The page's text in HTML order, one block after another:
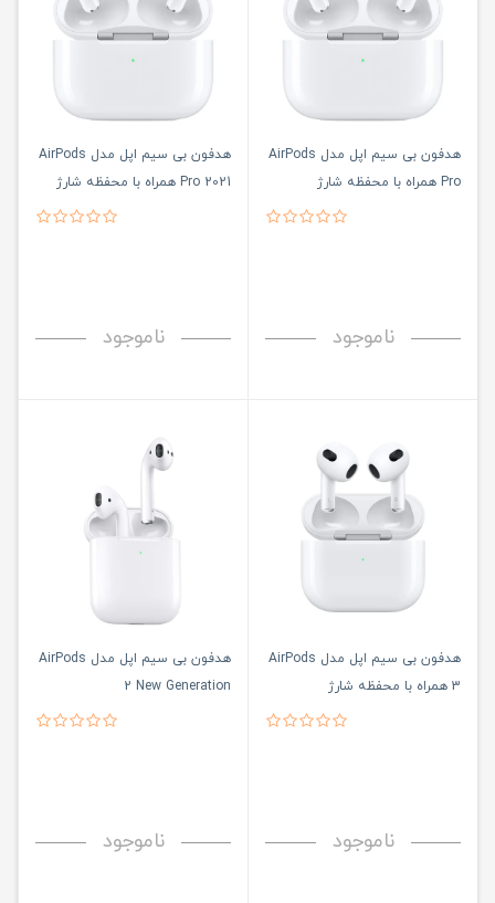
هدفون بی‌ سیم اپل مدل AirPods
Pro همراه با محفظه شارژ
ناموجود
هدفون بی سیم اپل مدل AirPods
Pro 2021 همراه با محفظه شارژ
ناموجود
هدفون بی سیم اپل مدل AirPods
3 همراه با محفظه شارژ
ناموجود
هدفون بی‌ سیم اپل مدل AirPods
2 New Generation
ناموجود